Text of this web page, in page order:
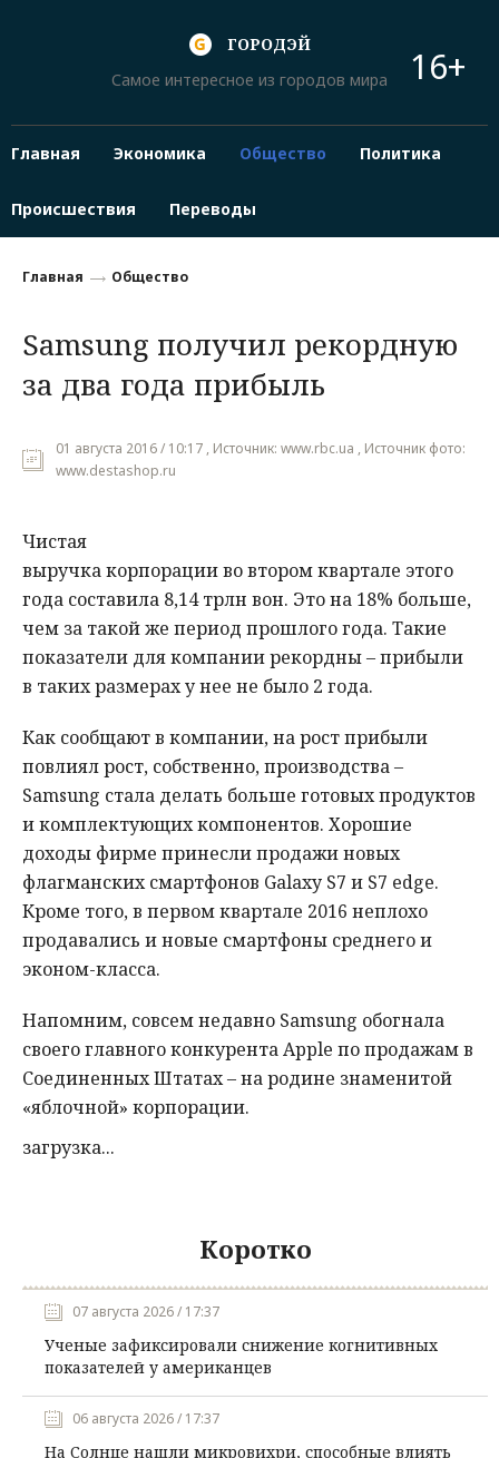
ГОРОДЭЙ
Самое интересное из городов мира
16+
Главная Экономика Общество Политика
Происшествия Переводы
Главная Общество
Samsung получил рекордную
за два года прибыль
01 августа 2016 / 10:17 , Источник: www.rbc.ua , Источник фото:
www.destashop.ru
Чистая
выручка корпорации во втором квартале этого
года составила 8,14 трлн вон. Это на 18% больше,
чем за такой же период прошлого года. Такие
показатели для компании рекордны – прибыли
в таких размерах у нее не было 2 года.
Как сообщают в компании, на рост прибыли
повлиял рост, собственно, производства –
Samsung стала делать больше готовых продуктов
и комплектующих компонентов. Хорошие
доходы фирме принесли продажи новых
флагманских смартфонов Galaxy S7 и S7 edge.
Кроме того, в первом квартале 2016 неплохо
продавались и новые смартфоны среднего и
эконом-класса.
Напомним, совсем недавно Samsung обогнала
своего главного конкурента Apple по продажам в
Соединенных Штатах – на родине знаменитой
«яблочной» корпорации.
загрузка...
Коротко
07 августа 2026 / 17:37
Ученые зафиксировали снижение когнитивных
показателей у американцев
06 августа 2026 / 17:37
На Солнце нашли микровихри, способные влиять